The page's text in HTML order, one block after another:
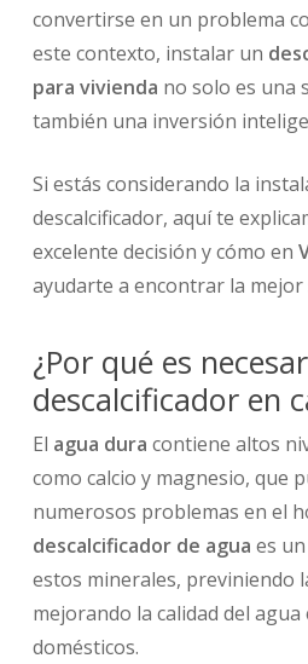
convertirse en un problema
este contexto, instalar un
para vivienda no solo es una
también una inversión
Si estás considerando la
descalcificador, aquí te
excelente decisión y cómo en
ayudarte a encontrar la mejor
¿Por qué es
descalcificador en
El agua dura contiene altos
como calcio y magnesio, que
numerosos problemas en el
descalcificador de agua es
estos minerales, previniendo
mejorando la calidad del
domésticos.